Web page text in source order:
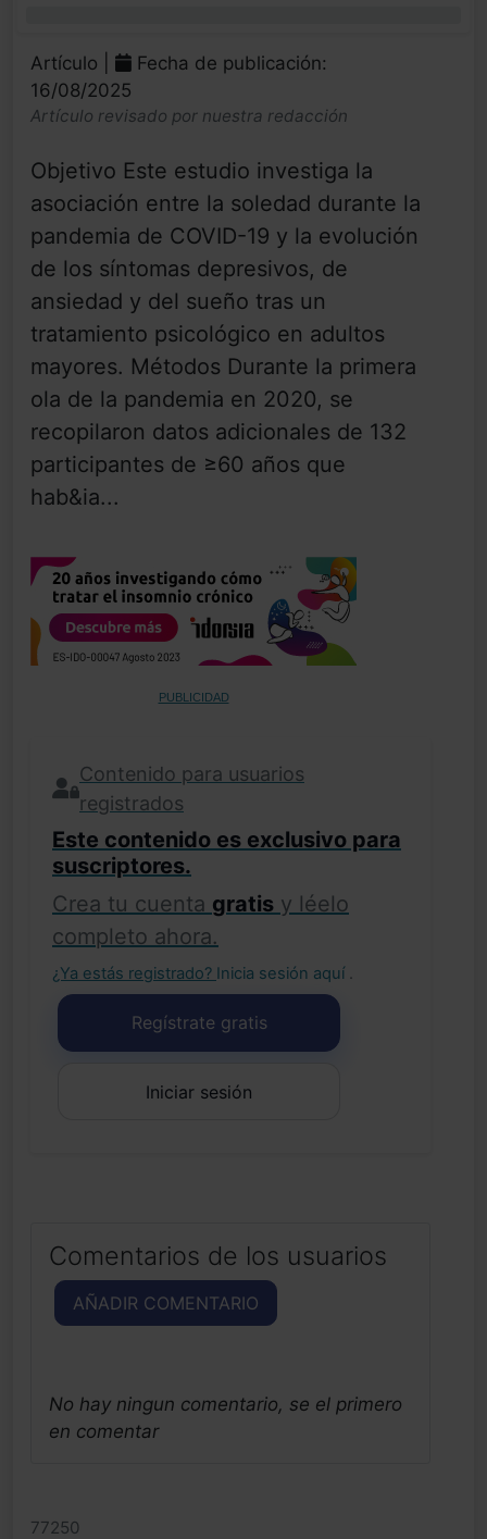
Artículo |
Fecha de publicación:
16/08/2025
Artículo revisado por nuestra redacción
Objetivo Este estudio investiga la
asociación entre la soledad durante la
pandemia de COVID-19 y la evolución
de los síntomas depresivos, de
ansiedad y del sueño tras un
tratamiento psicológico en adultos
mayores. Métodos Durante la primera
ola de la pandemia en 2020, se
recopilaron datos adicionales de 132
participantes de ≥60 años que
hab&ia...
PUBLICIDAD
Contenido para usuarios
registrados
Este contenido es exclusivo para
suscriptores.
Crea tu cuenta gratis y léelo
completo ahora.
¿Ya estás registrado? Inicia sesión aquí .
Regístrate gratis
Iniciar sesión
Comentarios de los usuarios
AÑADIR COMENTARIO
No hay ningun comentario, se el primero
en comentar
77250